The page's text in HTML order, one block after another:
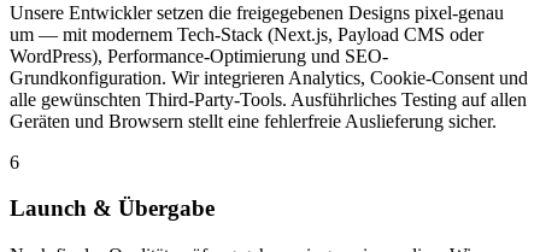
Unsere Entwickler setzen die freigegebenen Designs pixel-genau
um — mit modernem Tech-Stack (Next.js, Payload CMS oder
WordPress), Performance-Optimierung und SEO-
Grundkonfiguration. Wir integrieren Analytics, Cookie-Consent und
alle gewünschten Third-Party-Tools. Ausführliches Testing auf allen
Geräten und Browsern stellt eine fehlerfreie Auslieferung sicher.
6
Launch & Übergabe